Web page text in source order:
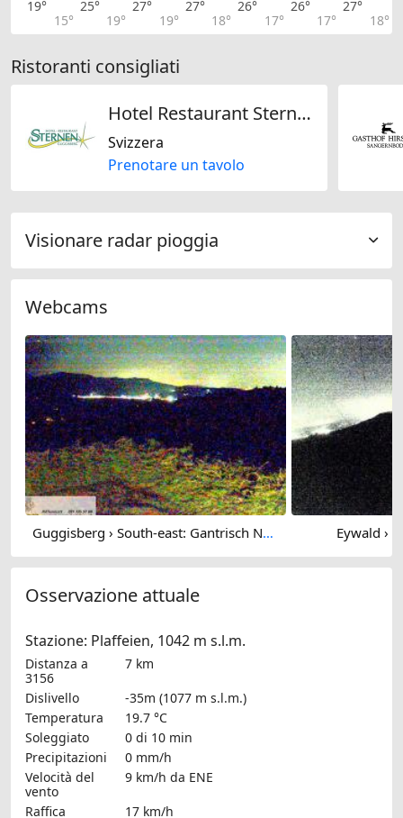
19°
15°
25°
19°
27°
19°
27°
18°
26°
17°
26°
17°
27°
18°
Ristoranti consigliati
Hotel Restaurant Sternen
Svizzera
Prenotare un tavolo
Visionare radar pioggia
Webcams
Guggisberg › South-east: Gantrisch Nature Park Eywald ›
Osservazione attuale
Stazione: Plaffeien, 1042 m s.l.m.
Distanza a
3156
7 km
Dislivello
-35m (1077 m s.l.m.)
Temperatura
19.7 °C
Soleggiato
0 di 10 min
Precipitazioni
0 mm/h
Velocità del
vento
9 km/h da ENE
Raffica
17 km/h